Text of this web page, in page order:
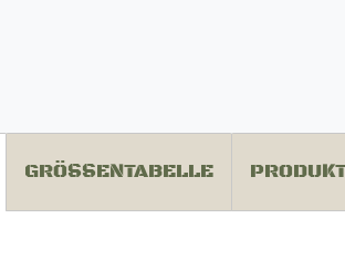
GRÖSSENTABELLE